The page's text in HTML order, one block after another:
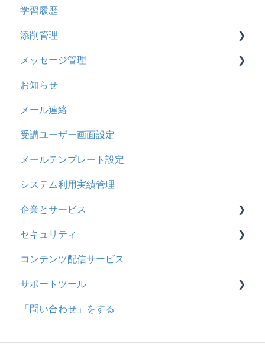
CSV
ドキュメント
ビデオ
ドリル
メール
メッセージ
お知らせ
多言語変換
助成金
2024年5月アップデート
2023年12月アップデート
2023年11月アップデート
2023年8月アップデート
2023年4月アップデート
コース詳細設定の参考
ストレスチェック
CSVについて
多言語表示
リンク
問題について
ドリルについて
【問題・ドリル】の参考
ドリルスキンについて
問題属性
学習履歴
添削管理
概要
基本操作
採点権限のみを持ったユーザ
採点・承認権限を持ったユーザ
メッセージ管理
基本操作
リンクメッセージスレッド
お知らせ
メール連絡
受講ユーザー画面設定
メールテンプレート設定
システム利用実績管理
企業とサービス
用語の定義
企業について
統合ユーザーについて
サービスについて
セキュリティ
シングルサインオン設定
証明書認証
MFA(多要素認証)
コンテンツ配信サービス
サポートツール
基本操作
「問い合わせ」をする